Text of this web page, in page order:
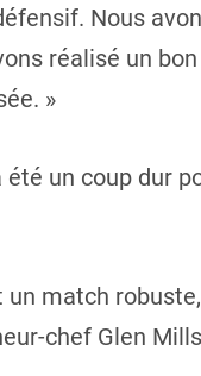
Nous
réalisé un
»
été un coup dur
un match
chef Glen